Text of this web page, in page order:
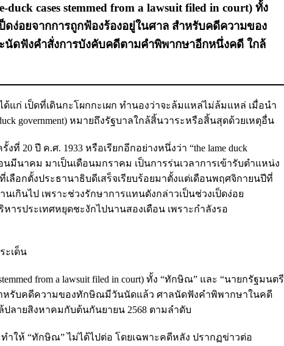
cases stemmed from a lawsuit filed in court) ทั้ง
ง่อยจากการถูกฟ้องร้องอยู่ในศาล สำหรับคดีความของ
ดฟังคำสั่งการบังคับคดีตามคำพิพากษาอีกหนึ่งคดี ใกล้
ด้แก่ เป็ดที่เดินกะโผกกะเผก ทำนองว่าจะล้มแหล่ไม่ล้มแหล่ เมื่อนำ
government) หมายถึงรัฐบาลใกล้สิ้นวาระหรือสิ้นสุดด้วยเหตุอื่น
20 ปี ค.ศ. 1933 หรือเรียกอีกอย่างหนึ่งว่า “the lame duck
นมีนาคม มาเป็นเดือนมกราคม เป็นการร่นเวลาการเข้ารับตำแหน่ง
อกตั้งประธานาธิบดีเสร็จเรียบร้อยมาตั้งแต่เดือนพฤศจิกายนปีที่
กินไป เพราะช่วงรักษาการแทนดังกล่าวเป็นช่วงเป็ดง่อย
รประเทศหยุดชะงักไปนานสองเดือน เพราะกำลังรอ
ะเด็น
from a lawsuit filed in court) ทั้ง “ทักษิณ” และ “นายกรัฐมนตรี
ำหรับคดีความของทักษิณมีวันนัดแล้ว ศาลนัดฟังคำพิพากษาในคดี
ลายสิงหาคมกับต้นกันยายน 2568 ตามลำดับ
ให้ “ทักษิณ” ไม่ได้ไปต่อ โดยเฉพาะคดีหลัง ปรากฏข่าวต่อ